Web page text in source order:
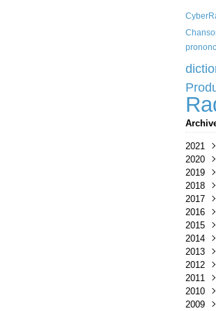
2021
Avril
Mars
2020
Juin
Mars
2019
2018
Juin
Mars
2017
Juin
2016
Août
Avril
2015
Juin
Mai
2014
2013
Avril
2012
Avril
2011
Juin
Mars
2010
Mars
2009